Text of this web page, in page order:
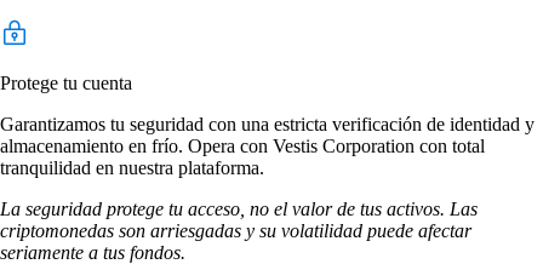
Protege tu cuenta
Garantizamos tu seguridad con una estricta verificación de identidad y
almacenamiento en frío. Opera con Vestis Corporation con total
tranquilidad en nuestra plataforma.
La seguridad protege tu acceso, no el valor de tus activos. Las
criptomonedas son arriesgadas y su volatilidad puede afectar
seriamente a tus fondos.